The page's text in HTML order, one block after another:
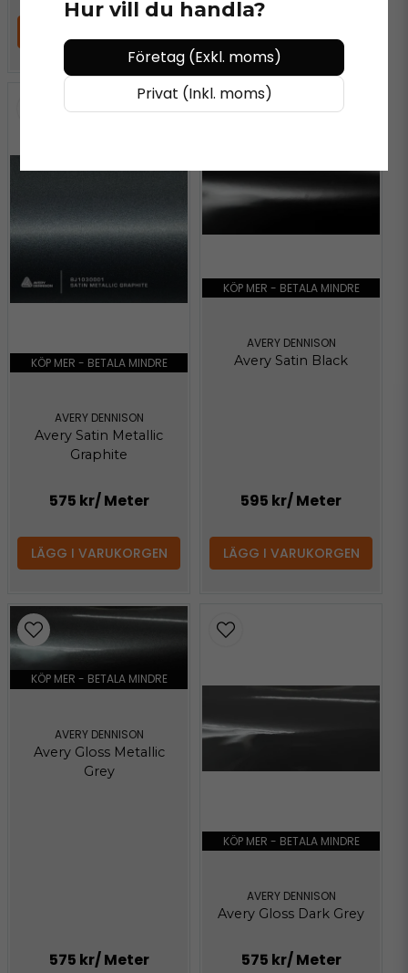
KÖP MER - BETALA MINDRE
AVERY DENNISON
Avery Satin Metallic
Graphite
575 kr/ Meter
LÄGG I VARUKORGEN
KÖP MER - BETALA MINDRE
AVERY DENNISON
Avery Satin Black
595 kr/ Meter
LÄGG I VARUKORGEN
KÖP MER - BETALA MINDRE
AVERY DENNISON
Avery Gloss Metallic
Grey
575 kr/ Meter
KÖP MER - BETALA MINDRE
AVERY DENNISON
Avery Gloss Dark Grey
575 kr/ Meter
Hur vill du handla?
Företag (Exkl. moms)
Privat (Inkl. moms)